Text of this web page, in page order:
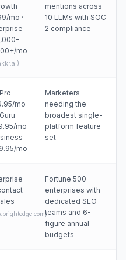
mo ·
mo
)
mentions across
10 LLMs with SOC
2 compliance
Pro
mo
Guru
mo
mo
Marketers
needing the
broadest single-
platform feature
set
)
Fortune 500
enterprises with
dedicated SEO
teams and 6-
figure annual
budgets